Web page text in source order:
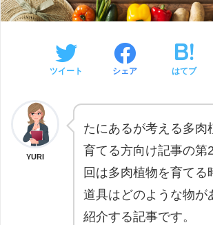
ツイート シェア はてブ
YURI
たにあるが考える多肉
育てる方向け記事の第
回は多肉植物を育てる
道具はどのような物が
紹介する記事です。